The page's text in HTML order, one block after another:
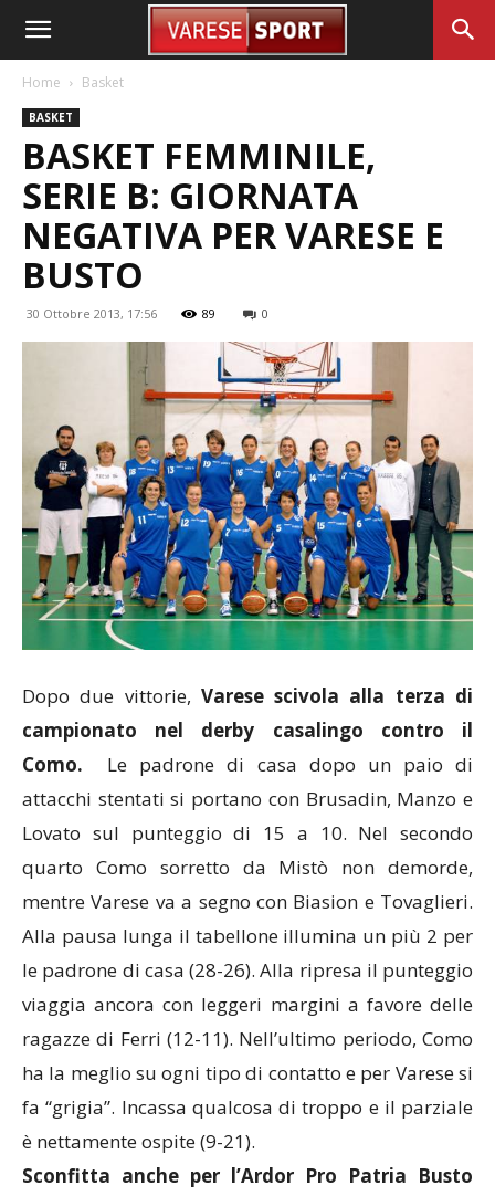
Home Basket
BASKET
BASKET FEMMINILE,
SERIE B: GIORNATA
NEGATIVA PER VARESE E
BUSTO
30 Ottobre 2013, 17:56 89 0
Dopo due vittorie, Varese scivola alla terza di
campionato nel derby casalingo contro il
Como. Le padrone di casa dopo un paio di
attacchi stentati si portano con Brusadin, Manzo e
Lovato sul punteggio di 15 a 10. Nel secondo
quarto Como sorretto da Mistò non demorde,
mentre Varese va a segno con Biasion e Tovaglieri.
Alla pausa lunga il tabellone illumina un più 2 per
le padrone di casa (28-26). Alla ripresa il punteggio
viaggia ancora con leggeri margini a favore delle
ragazze di Ferri (12-11). Nell’ultimo periodo, Como
ha la meglio su ogni tipo di contatto e per Varese si
fa “grigia”. Incassa qualcosa di troppo e il parziale
è nettamente ospite (9-21).
Sconfitta anche per l’Ardor Pro Patria Busto